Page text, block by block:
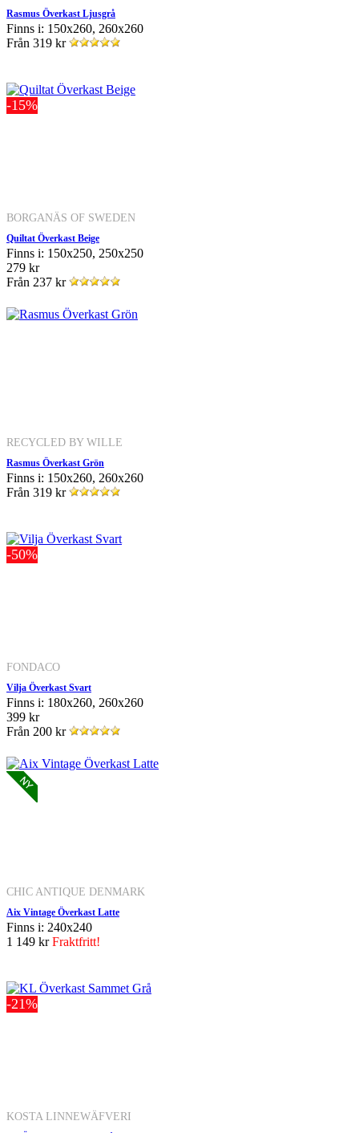
Rasmus Överkast Ljusgrå
Finns i: 150x260, 260x260
Från 319 kr
-15%
BORGANÄS OF SWEDEN
Quiltat Överkast Beige
Finns i: 150x250, 250x250
279 kr
Från 237 kr
RECYCLED BY WILLE
Rasmus Överkast Grön
Finns i: 150x260, 260x260
Från 319 kr
-50%
FONDACO
Vilja Överkast Svart
Finns i: 180x260, 260x260
399 kr
Från 200 kr
CHIC ANTIQUE DENMARK
Aix Vintage Överkast Latte
Finns i: 240x240
1 149 krFraktfritt!
-21%
KOSTA LINNEWÄFVERI